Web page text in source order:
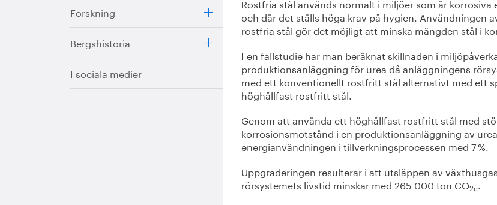
Forskning
Bergshistoria
I sociala medier
Rostfria stål används normalt i miljöer som är korrosiva
och där det ställs höga krav på hygien. Användningen
rostfria stål gör det möjligt att minska mängden stål i
I en fallstudie har man beräknat skillnaden i
produktionsanläggning för urea då anläggningens
med ett konventionellt rostfritt stål alternativt med ett
höghållfast rostfritt stål.
Genom att använda ett höghållfast rostfritt stål med
korrosionsmotstånd i en produktionsanläggning av
energianvändningen i tillverkningsprocessen med 7 %.
Uppgraderingen resulterar i att utsläppen av
rörsystemets livstid minskar med 265 000 ton CO2e.